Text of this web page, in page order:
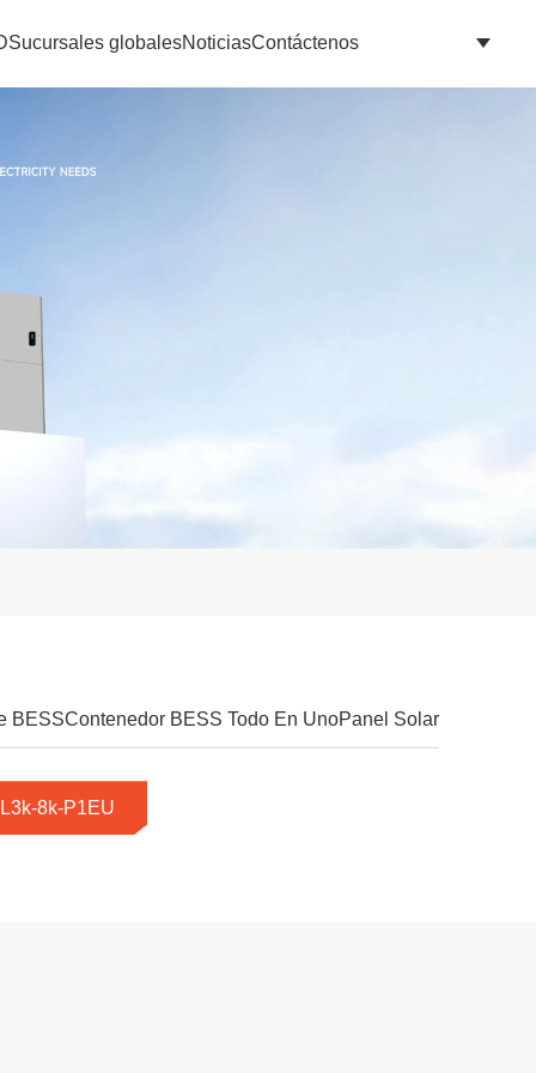
Sucursales globalesNoticiasContáctenos
BESSContenedor BESS Todo En UnoPanel Solar
8k-P1EU